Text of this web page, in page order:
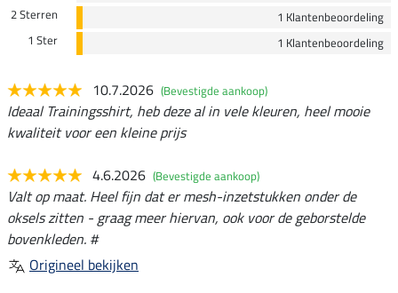
2 Sterren
1 Klantenbeoordeling
1 Ster
1 Klantenbeoordeling
10.7.2026 (Bevestigde aankoop)
Ideaal Trainingsshirt, heb deze al in vele kleuren, heel mooie
kwaliteit voor een kleine prijs
4.6.2026 (Bevestigde aankoop)
Valt op maat. Heel fijn dat er mesh-inzetstukken onder de
oksels zitten - graag meer hiervan, ook voor de geborstelde
bovenkleden. #
Origineel bekijken